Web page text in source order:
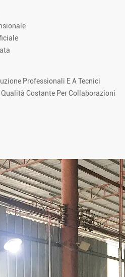
Professionali E A Tecnici
Qualità Costante Per Collaborazioni